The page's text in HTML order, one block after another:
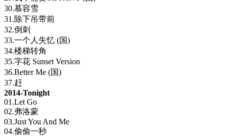
30.慕容雪
31.除下吊带前
32.倒刺
33.一个人失忆 (国)
34.楼梯转角
35.字花 Sunset Version
36.Better Me (国)
37.赶
2014-Tonight
01.Let Go
02.弗洛蒙
03.Just You And Me
04.偷偷一秒